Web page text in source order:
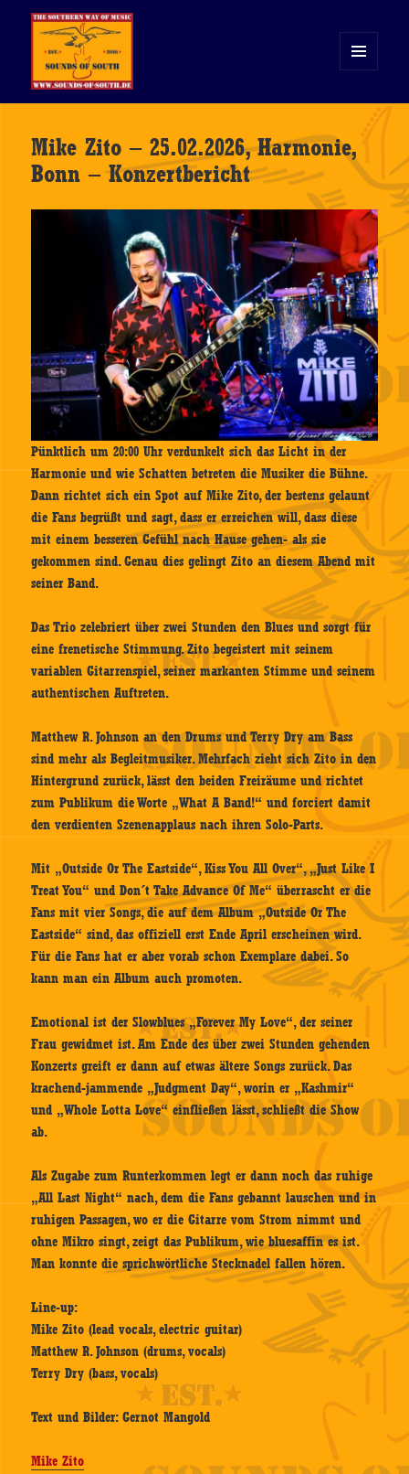
WIDGETS
Mike Zito – 25.02.2026, Harmonie,
Bonn – Konzertbericht
Pünktlich um 20:00 Uhr verdunkelt sich das Licht in der
Harmonie und wie Schatten betreten die Musiker die Bühne.
Dann richtet sich ein Spot auf Mike Zito, der bestens gelaunt
die Fans begrüßt und sagt, dass er erreichen will, dass diese
mit einem besseren Gefühl nach Hause gehen- als sie
gekommen sind. Genau dies gelingt Zito an diesem Abend mit
seiner Band.
Das Trio zelebriert über zwei Stunden den Blues und sorgt für
eine frenetische Stimmung. Zito begeistert mit seinem
variablen Gitarrenspiel, seiner markanten Stimme und seinem
authentischen Auftreten.
Matthew R. Johnson an den Drums und Terry Dry am Bass
sind mehr als Begleitmusiker. Mehrfach zieht sich Zito in den
Hintergrund zurück, lässt den beiden Freiräume und richtet
zum Publikum die Worte „What A Band!“ und forciert damit
den verdienten Szenenapplaus nach ihren Solo-Parts.
Mit „Outside Or The Eastside“, Kiss You All Over“, „Just Like I
Treat You“ und Don´t Take Advance Of Me“ überrascht er die
Fans mit vier Songs, die auf dem Album „Outside Or The
Eastside“ sind, das offiziell erst Ende April erscheinen wird.
Für die Fans hat er aber vorab schon Exemplare dabei. So
kann man ein Album auch promoten.
Emotional ist der Slowblues „Forever My Love“, der seiner
Frau gewidmet ist. Am Ende des über zwei Stunden gehenden
Konzerts greift er dann auf etwas ältere Songs zurück. Das
krachend-jammende „Judgment Day“, worin er „Kashmir“
und „Whole Lotta Love“ einfließen lässt, schließt die Show
ab.
Als Zugabe zum Runterkommen legt er dann noch das ruhige
„All Last Night“ nach, dem die Fans gebannt lauschen und in
ruhigen Passagen, wo er die Gitarre vom Strom nimmt und
ohne Mikro singt, zeigt das Publikum, wie bluesaffin es ist.
Man konnte die sprichwörtliche Stecknadel fallen hören.
Line-up:
Mike Zito (lead vocals, electric guitar)
Matthew R. Johnson (drums, vocals)
Terry Dry (bass, vocals)
Text und Bilder: Gernot Mangold
Mike Zito